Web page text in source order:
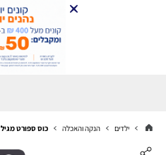
ילדים הנקה והאכלה כוס ספורט מגיל 18 חודשים 500 מ''ל - ירוק - מבית Tommee Tippee